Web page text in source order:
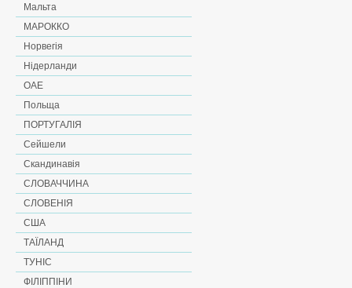
Мальта
МАРОККО
Норвегія
Нідерланди
ОАЕ
Польща
ПОРТУГАЛІЯ
Сейшели
Скандинавія
СЛОВАЧЧИНА
СЛОВЕНІЯ
США
ТАЇЛАНД
ТУНІС
ФІЛІППІНИ